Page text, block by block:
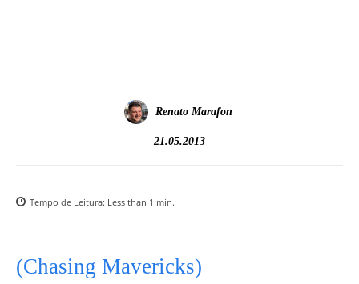
Renato Marafon
21.05.2013
Tempo de Leitura: Less than 1 min.
(Chasing Mavericks)